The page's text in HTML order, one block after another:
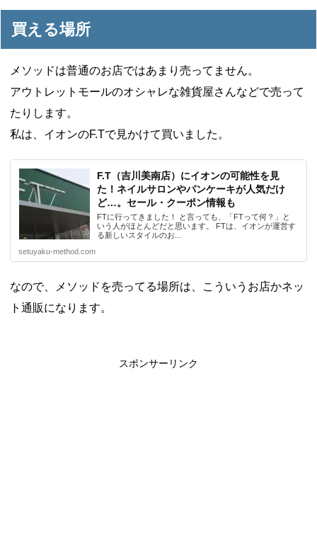
買える場所
メソッドは普通のお店ではあまり売ってません。
アウトレットモールのオシャレな雑貨屋さんなどで売って
たりします。
私は、イオンのF.Tで見かけて買いました。
F.T（吉川美南店）にイオンの可能性を見
た！ネイルサロンやパンケーキが人気だけ
ど…。セール・クーポン情報も
FTに行ってきました！ と言っても、「FTって何？」と
いう人がほとんどだと思います。 FTは、イオンが運営す
る新しいスタイルのお...
setuyaku-method.com
なので、メソッドを売ってる場所は、こういうお店かネッ
ト通販になります。
スポンサーリンク